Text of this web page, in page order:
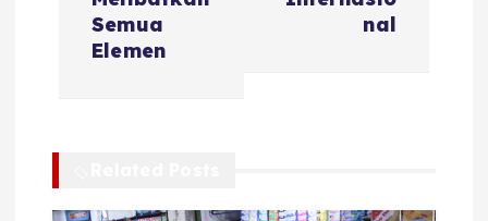
s
Semua
Elemen
nal